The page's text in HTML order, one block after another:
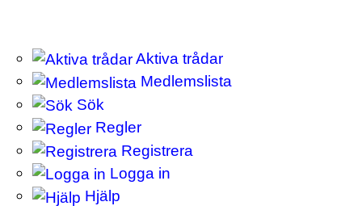
Aktiva trådar
Medlemslista
Sök
Regler
Registrera
Logga in
Hjälp